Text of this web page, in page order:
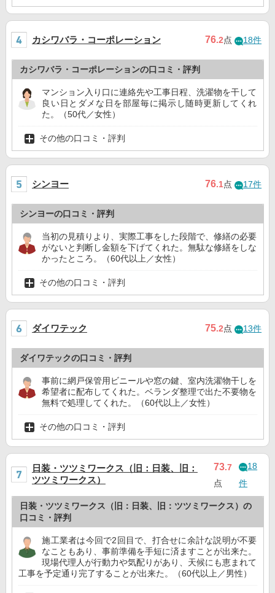
カシワバラ・コーポレーション 76.2点 18件
カシワバラ・コーポレーションの口コミ・評判
マンション入り口に連絡先や工事日程、洗濯物を干して
良い日とダメな日を部屋毎に掲示し随時更新してくれ
た。（50代／女性）
その他の口コミ・評判
シンヨー 76.1点 17件
シンヨーの口コミ・評判
当初の見積りより、実際工事をした段階で、修繕の必要
がないと判断し金額を下げてくれた。無駄な修繕をしな
かったところ。（60代以上／女性）
その他の口コミ・評判
ダイワテック 75.2点 13件
ダイワテックの口コミ・評判
事前に網戸保管用ビニールや窓の鍵、室内洗濯物干しを
希望者に配布してくれた。ベランダ整理で出た不要物を
無料で処理してくれた。（60代以上／女性）
その他の口コミ・評判
日装・ツツミワークス（旧：日装、旧：
ツツミワークス）
73.7
点
18
件
日装・ツツミワークス（旧：日装、旧：ツツミワークス）の
口コミ・評判
施工業者は今回で2回目で、打合せに余計な説明が不要
なこともあり、事前準備を手短に済ますことが出来た。
現場代理人が行動力や気配りがあり、天候にも恵まれて
工事を予定通り完了することが出来た。（60代以上／男性）